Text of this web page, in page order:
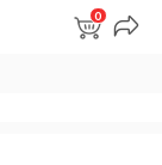
0